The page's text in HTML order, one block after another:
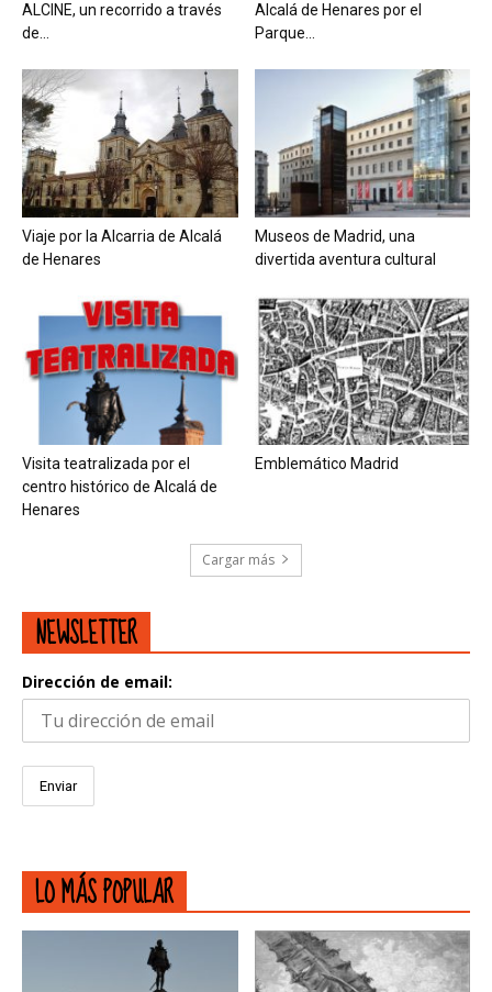
ALCINE, un recorrido a través
de...
Alcalá de Henares por el
Parque...
Viaje por la Alcarria de Alcalá
de Henares
Museos de Madrid, una
divertida aventura cultural
Visita teatralizada por el
centro histórico de Alcalá de
Henares
Emblemático Madrid
Cargar más
NEWSLETTER
Dirección de email:
LO MÁS POPULAR